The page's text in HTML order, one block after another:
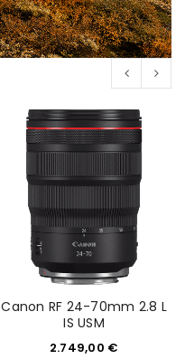
Canon RF 24-70mm 2.8 L
IS USM
2.749,00 €